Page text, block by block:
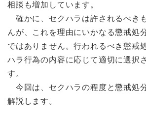
相談も増加しています。
確かに、セクハラは許されるべき
んが、これを理由にいかなる懲戒処
ではありません。行われるべき懲戒
ハラ行為の内容に応じて適切に選択
す。
今回は、セクハラの程度と懲戒処
解説します。